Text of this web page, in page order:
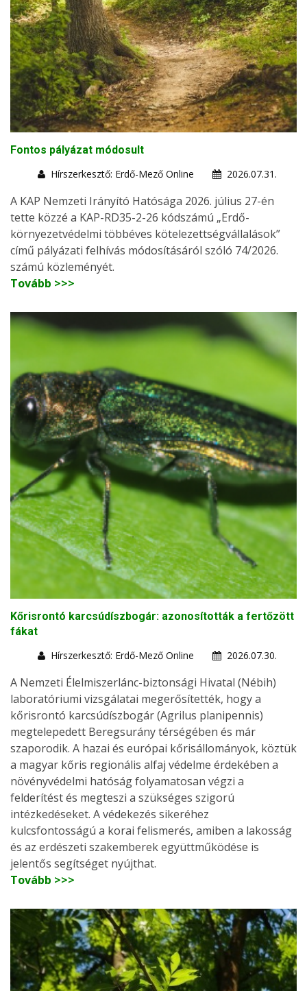
Fontos pályázat módosult
Hírszerkesztő: Erdő-Mező Online
2026.07.31.
A KAP Nemzeti Irányító Hatósága 2026. július 27-én
tette közzé a KAP-RD35-2-26 kódszámú „Erdő-
környezetvédelmi többéves kötelezettségvállalások”
című pályázati felhívás módosításáról szóló 74/2026.
számú közleményét.
Tovább >>>
Kőrisrontó karcsúdíszbogár: azonosították a fertőzött
fákat
Hírszerkesztő: Erdő-Mező Online
2026.07.30.
A Nemzeti Élelmiszerlánc-biztonsági Hivatal (Nébih)
laboratóriumi vizsgálatai megerősítették, hogy a
kőrisrontó karcsúdíszbogár (Agrilus planipennis)
megtelepedett Beregsurány térségében és már
szaporodik. A hazai és európai kőrisállományok, köztük
a magyar kőris regionális alfaj védelme érdekében a
növényvédelmi hatóság folyamatosan végzi a
felderítést és megteszi a szükséges szigorú
intézkedéseket. A védekezés sikeréhez
kulcsfontosságú a korai felismerés, amiben a lakosság
és az erdészeti szakemberek együttműködése is
jelentős segítséget nyújthat.
Tovább >>>